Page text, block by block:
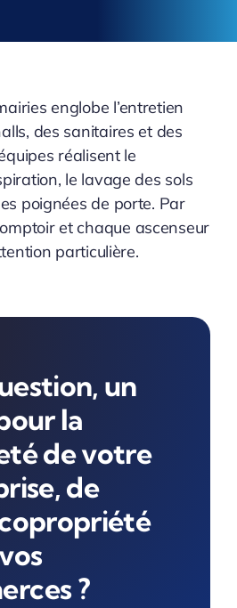
englobe l’entretien
des sanitaires et des
réalisent le
le lavage des sols
poignées de porte. Par
et chaque ascenseur
particulière.
un
la
de votre
de
?